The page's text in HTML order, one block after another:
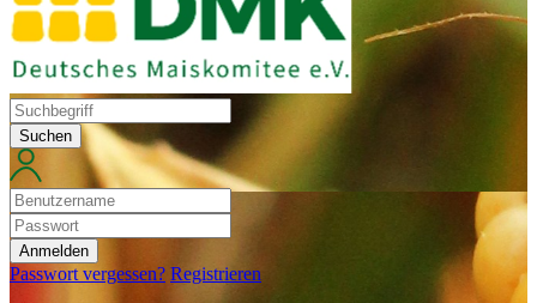
Suchen
Anmelden
Passwort vergessen? Registrieren